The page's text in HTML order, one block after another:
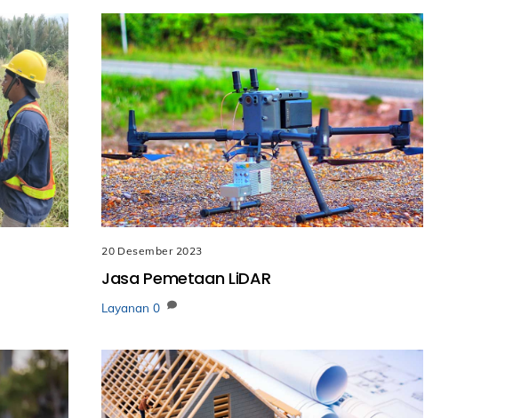
20 Desember 2023
Jasa Pemetaan LiDAR
Layanan 0